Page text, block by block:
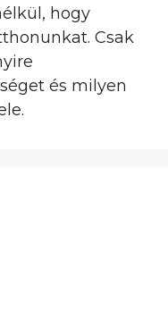
hogy
Csak
és milyen